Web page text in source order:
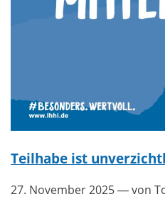
Teilhabe ist
27. November 2025— von